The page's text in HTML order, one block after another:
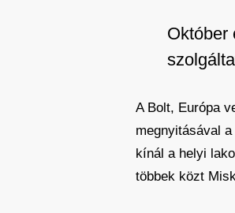
Október
A Bolt, Európa
megnyitásával
kínál a helyi
többek közt